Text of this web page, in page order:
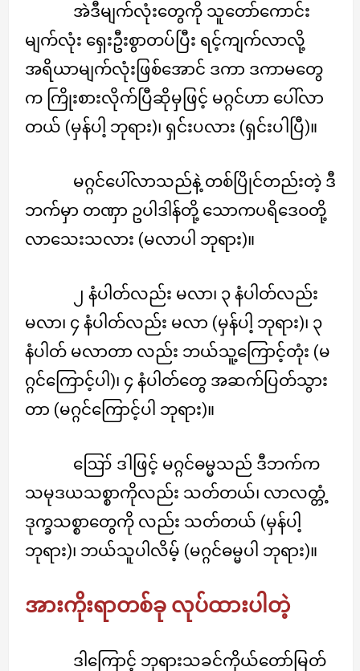
အဲဒီမျက်လုံးတွေကို သူတော်ကောင်း
မျက်လုံး ရှေးဦးစွာတပ်ပြီး ရင့်ကျက်လာလို့
အရိယာမျက်လုံးဖြစ်အောင် ဒကာ ဒကာမတွေ
က ကြိုးစားလိုက်ပြီဆိုမှဖြင့် မဂ္ဂင်ဟာ ပေါ်လာ
တယ် (မှန်ပါ့ ဘုရား)၊ ရှင်းပလား (ရှင်းပါပြီ)။
မဂ္ဂင်ပေါ်လာသည်နဲ့ တစ်ပြိုင်တည်းတဲ့ ဒီ
ဘက်မှာ တဏှာ ဥပါဒါန်တို့ သောကပရိဒေဝတို့
လာသေးသလား (မလာပါ ဘုရား)။
၂ နံပါတ်လည်း မလာ၊ ၃ နံပါတ်လည်း
မလာ၊ ၄ နံပါတ်လည်း မလာ (မှန်ပါ့ ဘုရား)၊ ၃
နံပါတ် မလာတာ လည်း ဘယ်သူ့ကြောင့်တုံး (မ
ဂ္ဂင်ကြောင့်ပါ)၊ ၄ နံပါတ်တွေ အဆက်ပြတ်သွား
တာ (မဂ္ဂင်ကြောင့်ပါ ဘုရား)။
ဪ ဒါဖြင့် မဂ္ဂင်ဓမ္မသည် ဒီဘက်က
သမုဒယသစ္စာကိုလည်း သတ်တယ်၊ လာလတ္တံ့
ဒုက္ခသစ္စာတွေကို လည်း သတ်တယ် (မှန်ပါ့
ဘုရား)၊ ဘယ်သူပါလိမ့် (မဂ္ဂင်ဓမ္မပါ ဘုရား)။
အားကိုးရာတစ်ခု လုပ်ထားပါတဲ့
ဒါကြောင့် ဘုရားသခင်ကိုယ်တော်မြတ်